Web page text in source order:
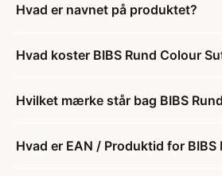
Hvad er navnet på produktet?
Hvad koster BIBS Rund Colour
Hvilket mærke står bag BIBS
Hvad er EAN / Produktid for